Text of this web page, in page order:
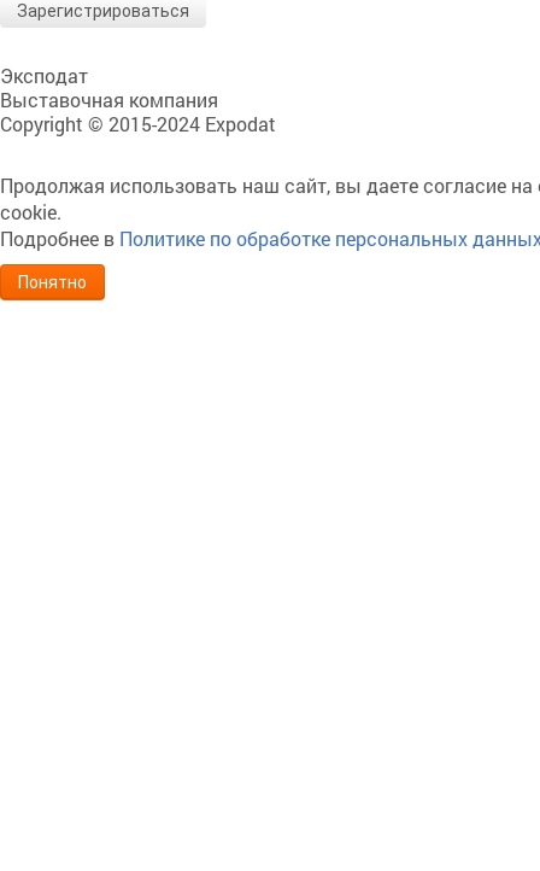
Зарегистрироваться
Эксподат
Выставочная компания
Copyright © 2015-2024 Expodat
Продолжая использовать наш сайт, вы даете согласие
cookie.
Подробнее в Политике по обработке персональных
Понятно